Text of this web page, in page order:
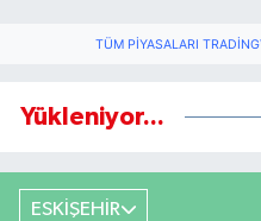
TÜM PIYASALARI
Yükleniyor...
ESKİŞEHİR